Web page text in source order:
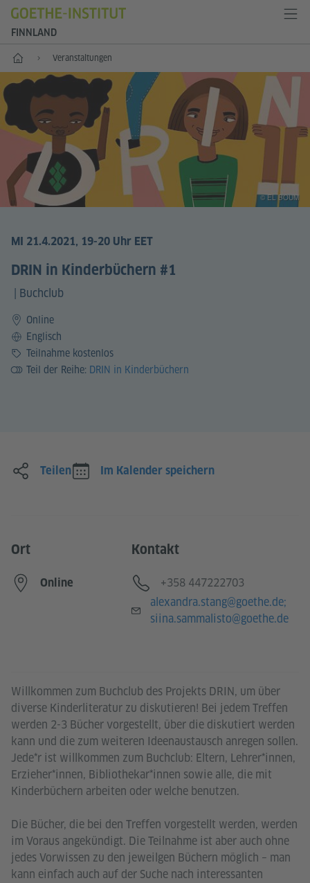
FINNLAND
Start Veranstaltungen
MI 21.4.2021, 19-20 Uhr EET
DRIN in Kinderbüchern #1
| Buchclub
Online
SpracheEnglisch
PreisTeilnahme kostenlos
Teil der Reihe: DRIN in Kinderbüchern
© EL BOUM
Willkommen zum Buchclub des Projekts DRIN, um über
diverse Kinderliteratur zu diskutieren! Bei jedem Treffen
werden 2-3 Bücher vorgestellt, über die diskutiert werden
kann und die zum weiteren Ideenaustausch anregen sollen.
Jede*r ist willkommen zum Buchclub: Eltern, Lehrer*innen,
Erzieher*innen, Bibliothekar*innen sowie alle, die mit
Kinderbüchern arbeiten oder welche benutzen.
Die Bücher, die bei den Treffen vorgestellt werden, werden
im Voraus angekündigt. Die Teilnahme ist aber auch ohne
jedes Vorwissen zu den jeweilgen Büchern möglich – man
kann einfach auch auf der Suche nach interessanten
Teilen Im Kalender speichern
Ort
Online
Kontakt
Telefon
+358 447222703
E-Mail
alexandra.stang@goethe.de;
siina.sammalisto@goethe.de